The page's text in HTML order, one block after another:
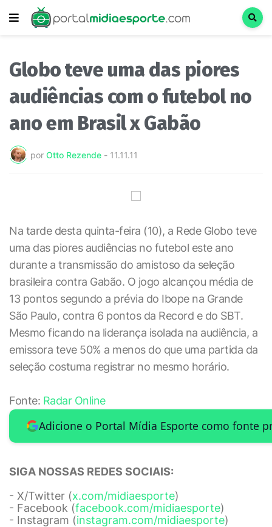
Globo teve uma das piores
audiências com o futebol no
ano em Brasil x Gabão
por Otto Rezende - 11.11.11
Na tarde desta quinta-feira (10), a Rede Globo teve
uma das piores audiências no futebol este ano
durante a transmissão do amistoso da seleção
brasileira contra Gabão. O jogo alcançou média de
13 pontos segundo a prévia do Ibope na Grande
São Paulo, contra 6 pontos da Record e do SBT.
Mesmo ficando na liderança isolada na audiência, a
emissora teve 50% a menos do que uma partida da
seleção costuma registrar no mesmo horário.
Fonte: Radar Online
Adicione o Portal Mídia Esporte como fonte
SIGA NOSSAS REDES SOCIAIS:
- X/Twitter (x.com/midiaesporte)
- Facebook (facebook.com/midiaesporte)
- Instagram (instagram.com/midiaesporte)